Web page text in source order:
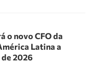
o novo CFO da
Latina a
2026